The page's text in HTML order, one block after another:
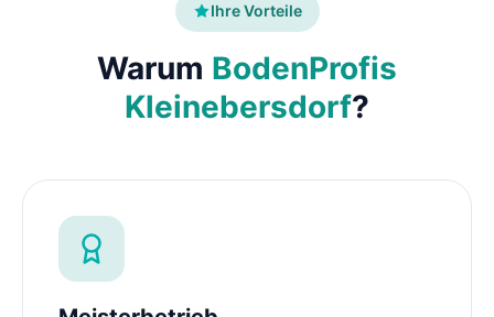
Ihre Vorteile
Warum BodenProfis
Kleinebersdorf?